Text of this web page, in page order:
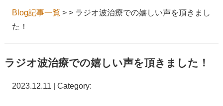
Blog記事一覧 > > ラジオ波治療での嬉しい声を頂きまし
た！
ラジオ波治療での嬉しい声を頂きました！
2023.12.11 | Category: